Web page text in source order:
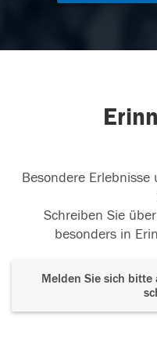
Besondere
Schreiben Sie
besonders in
Melden Sie sich